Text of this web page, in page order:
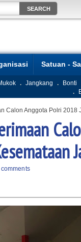
Satuan -
. Jangkang .
Bonti
.
Calon Anggota Polri 2018
comments